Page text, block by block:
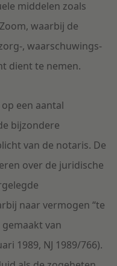
middelen zoals
waarbij de
, waarschuwings-
dient te nemen.
een aantal
bijzondere
van de notaris. De
over de juridische
naar vermogen “te
van
1989, NJ 1989/766).